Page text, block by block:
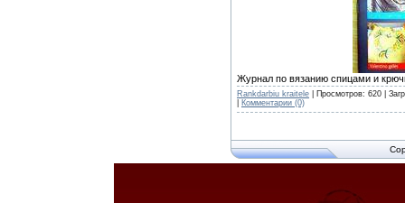
Журнал по вязанию спицами и
Rankdarbiu kraitele | Просмотров: 620 |
Комментарии (0)